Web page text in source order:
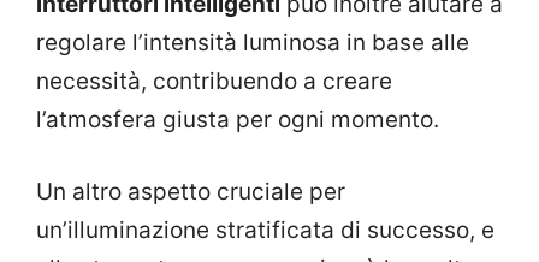
regolare l’intensità luminosa in base alle
necessità, contribuendo a creare
l’atmosfera giusta per ogni momento.
Un altro aspetto cruciale per
un’illuminazione stratificata di successo, e